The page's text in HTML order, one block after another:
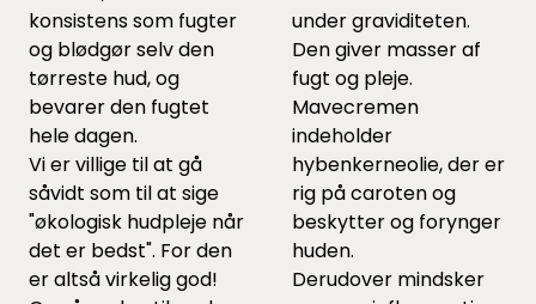
konsistens som fugter
og blødgør selv den
tørreste hud, og
bevarer den fugtet
hele dagen.
Vi er villige til at gå
såvidt som til at sige
"økologisk hudpleje når
det er bedst". For den
er altså virkelig god!
under graviditeten.
Den giver masser af
fugt og pleje.
Mavecremen
indeholder
hybenkerneolie, der er
rig på caroten og
beskytter og forynger
huden.
Derudover mindsker